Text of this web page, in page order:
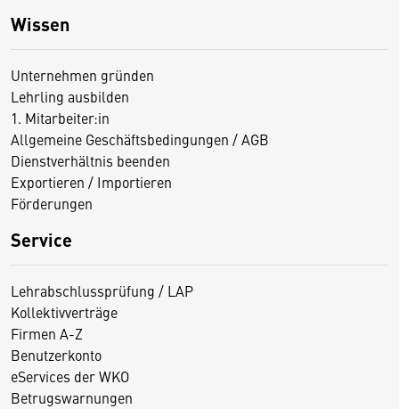
Wissen
Unternehmen gründen
Lehrling ausbilden
1. Mitarbeiter:in
Allgemeine Geschäftsbedingungen / AGB
Dienstverhältnis beenden
Exportieren / Importieren
Förderungen
Service
Lehrabschlussprüfung / LAP
Kollektivverträge
Firmen A-Z
Benutzerkonto
eServices der WKO
Betrugswarnungen